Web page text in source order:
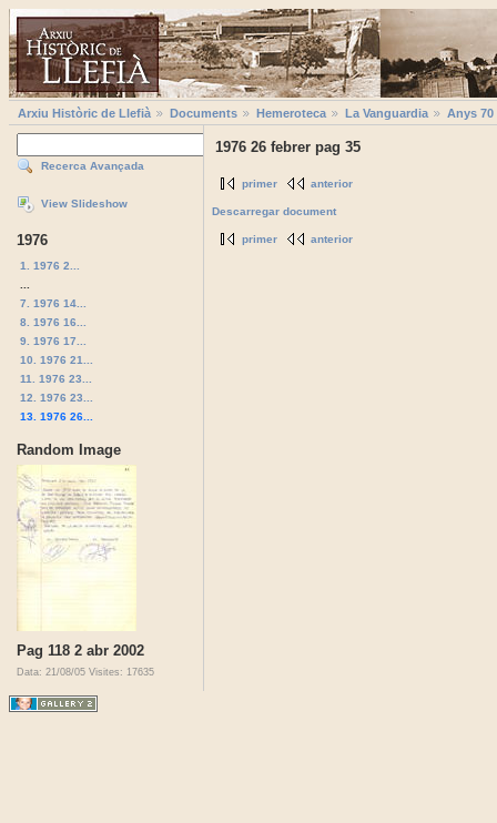
Arxiu Històric de Llefià Documents Hemeroteca La Vanguardia Anys 70
Recerca Avançada
View Slideshow
1976
1. 1976 2...
7. 1976 14...
8. 1976 16...
9. 1976 17...
10. 1976 21...
11. 1976 23...
12. 1976 23...
13. 1976 26...
Random Image
Pag 118 2 abr 2002
Data: 21/08/05 Visites: 17635
1976 26 febrer pag 35
primer anterior
Descarregar document
primer anterior